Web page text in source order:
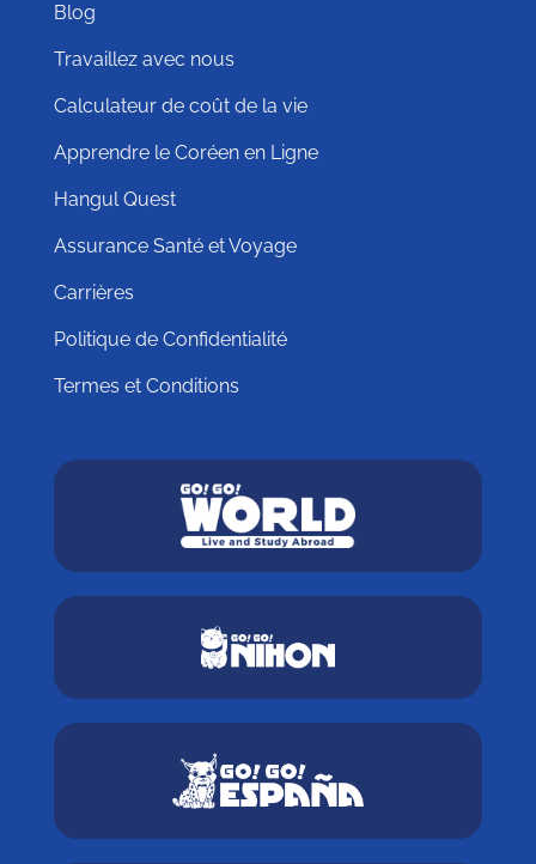
Blog
Travaillez avec nous
Calculateur de coût de la vie
Apprendre le Coréen en Ligne
Hangul Quest
Assurance Santé et Voyage
Carrières
Politique de Confidentialité
Termes et Conditions